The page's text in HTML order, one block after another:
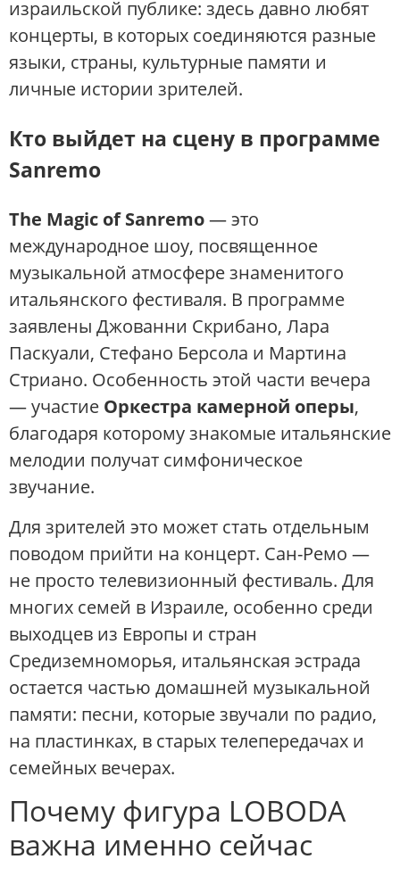
израильской публике: здесь давно любят
концерты, в которых соединяются разные
языки, страны, культурные памяти и
личные истории зрителей.
Кто выйдет на сцену в программе
Sanremo
The Magic of Sanremo— это
международное шоу, посвященное
музыкальной атмосфере знаменитого
итальянского фестиваля. В программе
заявлены Джованни Скрибано, Лара
Паскуали, Стефано Берсола и Мартина
Стриано. Особенность этой части вечера
— участие Оркестра камерной оперы,
благодаря которому знакомые итальянские
мелодии получат симфоническое
звучание.
Для зрителей это может стать отдельным
поводом прийти на концерт. Сан-Ремо —
не просто телевизионный фестиваль. Для
многих семей в Израиле, особенно среди
выходцев из Европы и стран
Средиземноморья, итальянская эстрада
остается частью домашней музыкальной
памяти: песни, которые звучали по радио,
на пластинках, в старых телепередачах и
семейных вечерах.
Почему фигура LOBODA
важна именно сейчас